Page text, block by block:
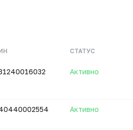
СТАТУС
Активно
Активно